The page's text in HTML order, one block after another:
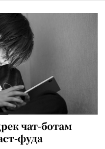
чат-ботам
фуда